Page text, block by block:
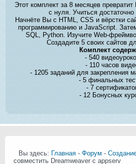
Этот комплект за 8 месяцев превратит
с нуля. Учиться достаточно
Начнёте Вы с HTML, CSS и вёрстки
программированию и JavaScript.
SQL, Python. Изучите Web-
Создадите 5 своих сайтов
Комплект
- 540
- 110 часов
- 1205 заданий для закрепления
- 5 финальных
- 7
- 12 Бонусных
Вы здесь: Главная - Форум -
совместить Dreamweaver с appserv